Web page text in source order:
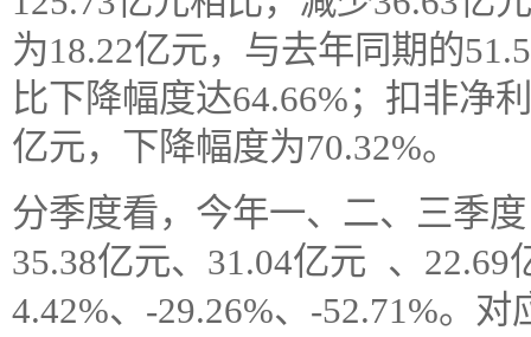
为18.22亿元，与去年同期的
比下降幅度达64.66%；扣非净
亿元，下降幅度为70.32%。
分季度看，今年一、二、三季
35.38亿元、31.04亿元 、22.69
4.42%、-29.26%、-52.71%。